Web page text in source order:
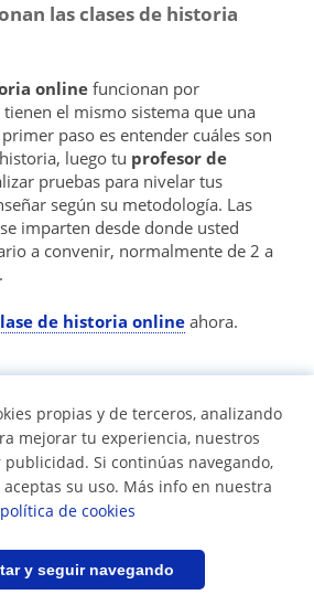
las clases de historia
online funcionan por
el mismo sistema que una
paso es entender cuáles son
luego tu profesor de
pruebas para nivelar tus
según su metodología. Las
imparten desde donde usted
a convenir, normalmente de 2 a
de historia online ahora.
varias clases particulares
. Es importante utilizar el filtro,
para enseñar a los niños debe
por ejemplo. El primer
de otros alumnos, de los
propias y de terceros, analizando
mejorar tu experiencia, nuestros
Si continúas navegando,
su uso. Más info en nuestra
política de cookies
y seguir navegando